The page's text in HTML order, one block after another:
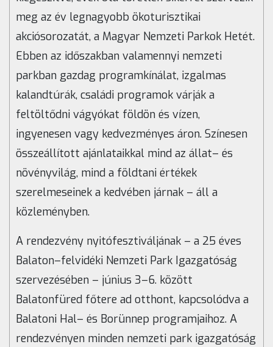
meg az év legnagyobb ökoturisztikai
akciósorozatát, a Magyar Nemzeti Parkok Hetét.
Ebben az időszakban valamennyi nemzeti
parkban gazdag programkínálat, izgalmas
kalandtúrák, családi programok várják a
feltöltődni vágyókat földön és vízen,
ingyenesen vagy kedvezményes áron. Színesen
összeállított ajánlataikkal mind az állat– és
növényvilág, mind a földtani értékek
szerelmeseinek a kedvében járnak – áll a
közleményben.
A rendezvény nyitófesztiváljának – a 25 éves
Balaton–felvidéki Nemzeti Park Igazgatóság
szervezésében – június 3–6. között
Balatonfüred főtere ad otthont, kapcsolódva a
Balatoni Hal– és Borünnep programjaihoz. A
rendezvényen minden nemzeti park igazgatóság